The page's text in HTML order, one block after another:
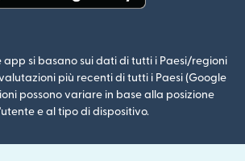
app si basano sui dati di tutti i Paesi/regioni
più recenti di tutti i Paesi (Google
possono variare in base alla posizione
e al tipo di dispositivo.